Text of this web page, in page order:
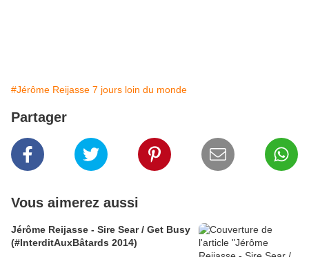
#Jérôme Reijasse 7 jours loin du monde
Partager
Vous aimerez aussi
Jérôme Reijasse - Sire Sear / Get Busy
(#InterditAuxBâtards 2014)